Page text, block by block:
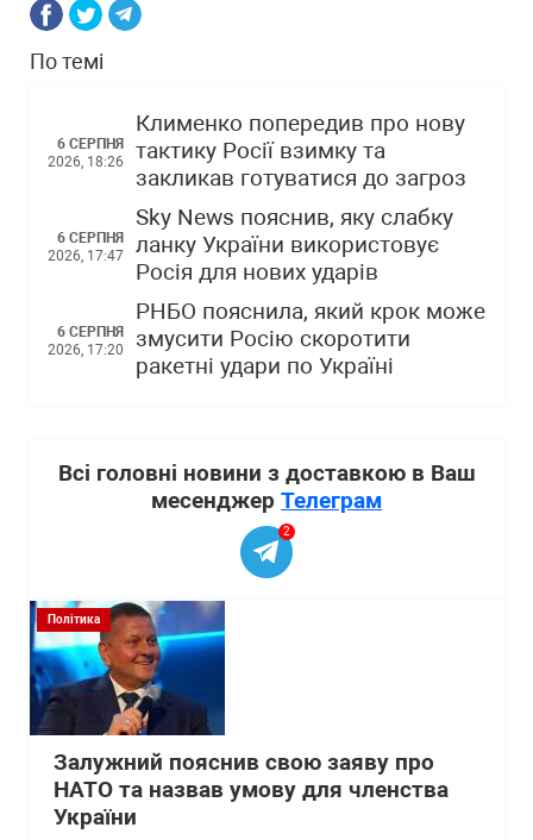
По темі
6 СЕРПНЯ
2026, 18:26
Клименко попередив про нову
тактику Росії взимку та
закликав готуватися до загроз
6 СЕРПНЯ
2026, 17:47
Sky News пояснив, яку слабку
ланку України використовує
Росія для нових ударів
6 СЕРПНЯ
2026, 17:20
РНБО пояснила, який крок може
змусити Росію скоротити
ракетні удари по Україні
Всі головні новини з доставкою в Ваш
месенджер Телеграм
2
Політика
Залужний пояснив свою заяву про
НАТО та назвав умову для членства
України